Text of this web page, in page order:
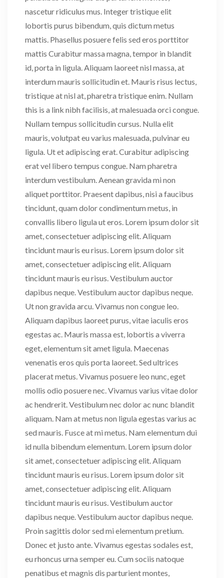
nascetur ridiculus mus. Integer tristique elit
lobortis purus bibendum, quis dictum metus
mattis. Phasellus posuere felis sed eros porttitor
mattis Curabitur massa magna, tempor in blandit
id, porta in ligula. Aliquam laoreet nisl massa, at
interdum mauris sollicitudin et. Mauris risus lectus,
tristique at nisl at, pharetra tristique enim. Nullam
this is a link nibh facilisis, at malesuada orci congue.
Nullam tempus sollicitudin cursus. Nulla elit
mauris, volutpat eu varius malesuada, pulvinar eu
ligula. Ut et adipiscing erat. Curabitur adipiscing
erat vel libero tempus congue. Nam pharetra
interdum vestibulum. Aenean gravida mi non
aliquet porttitor. Praesent dapibus, nisi a faucibus
tincidunt, quam dolor condimentum metus, in
convallis libero ligula ut eros. Lorem ipsum dolor sit
amet, consectetuer adipiscing elit. Aliquam
tincidunt mauris eu risus. Lorem ipsum dolor sit
amet, consectetuer adipiscing elit. Aliquam
tincidunt mauris eu risus. Vestibulum auctor
dapibus neque. Vestibulum auctor dapibus neque.
Ut non gravida arcu. Vivamus non congue leo.
Aliquam dapibus laoreet purus, vitae iaculis eros
egestas ac. Mauris massa est, lobortis a viverra
eget, elementum sit amet ligula. Maecenas
venenatis eros quis porta laoreet. Sed ultrices
placerat metus. Vivamus posuere leo nunc, eget
mollis odio posuere nec. Vivamus varius vitae dolor
ac hendrerit. Vestibulum nec dolor ac nunc blandit
aliquam. Nam at metus non ligula egestas varius ac
sed mauris. Fusce at mi metus. Nam elementum dui
id nulla bibendum elementum. Lorem ipsum dolor
sit amet, consectetuer adipiscing elit. Aliquam
tincidunt mauris eu risus. Lorem ipsum dolor sit
amet, consectetuer adipiscing elit. Aliquam
tincidunt mauris eu risus. Vestibulum auctor
dapibus neque. Vestibulum auctor dapibus neque.
Proin sagittis dolor sed mi elementum pretium.
Donec et justo ante. Vivamus egestas sodales est,
eu rhoncus urna semper eu. Cum sociis natoque
penatibus et magnis dis parturient montes,